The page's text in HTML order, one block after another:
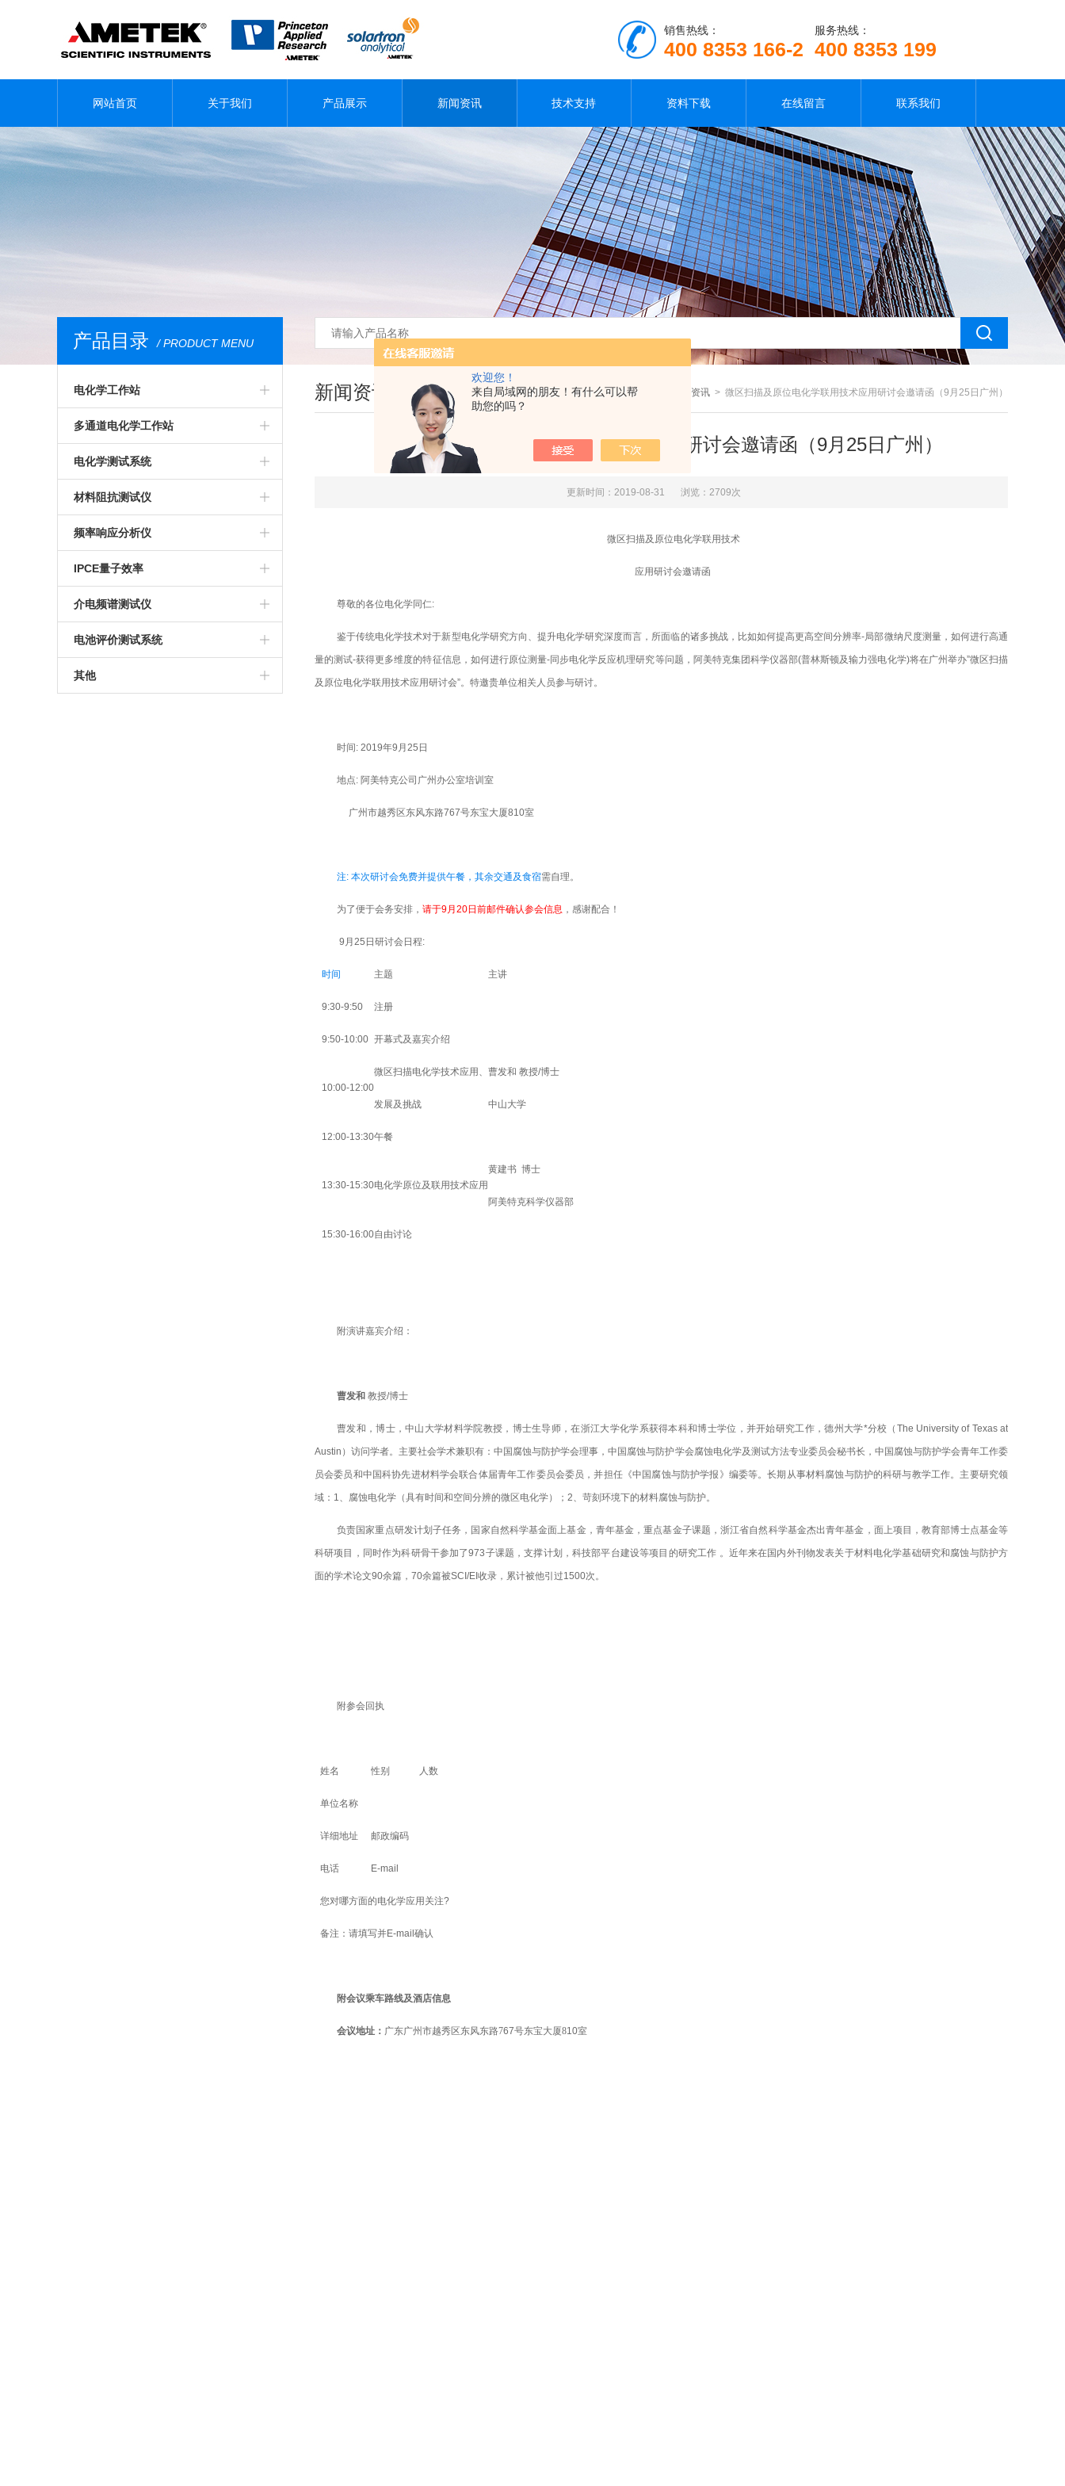
欢迎您！
来自局域网的朋友！有什么可以帮
助您的吗？
服务热线：
400 8353 199
销售热线：
400 8353 166-2
网站首页 关于我们 产品展示 新闻资讯 技术支持 资料下载 在线留言 联系我们
产品目录 / PRODUCT MENU
电化学工作站
多通道电化学工作站
高精度电化学工作站
多功能电化学工作站
进口电化学工作站
美国普林斯顿电化学工作站
英国输力强电化学工作站
多通道电化学工作站
美国普林斯顿多通道电化学工作站
英国输力强多通道电化学工作站
电化学测试系统
多通道电化学测试系统
光电化学测试系统
多功能电化学测试系统
微区电化学测试系统
微区扫描电化学工作站
材料阻抗测试仪
高精度交流阻抗测试系统
生物阻抗特性测试系统
电化学交流阻抗测试系统
频率响应分析仪
IPCE量子效率
介电频谱测试仪
电池评价测试系统
其他
新闻资讯 您现在的位置： 新闻资讯 > 微区扫描及原位电化学联用技术应用研讨会邀请函（9月25日广州）
微区扫描及原位电化学联用技术应用研讨会邀请函（9月25日广州）
更新时间：2019-08-31 浏览：2709次
微区扫描及原位电化学联用技术
应用研讨会邀请函
尊敬的各位电化学同仁:
鉴于传统电化学技术对于新型电化学研究方向、提升电化学研究深度而言，所面临的诸多挑战，比如如何提高更高空间分辨率-局部微纳尺度测量，如何进行高通
量的测试-获得更多维度的特征信息，如何进行原位测量-同步电化学反应机理研究等问题，阿美特克集团科学仪器部(普林斯顿及输力强电化学)将在广州 举办”微区扫描
及原位电化学联用技术应用研讨会”。特邀贵单位相关人员参与研讨。
时间: 2019年9月25日
地点: 阿美特克公司广州办公室培训室
广州市越秀区东风东路767号东宝大厦810室
注: 本次研讨会免费并提供午餐，其余交通及食宿需自理。
为了便于会务安排， 请于9月20日前邮件确认参会信息 ，感谢配合！
9 月25日研讨会日程:
时间 主题 主讲
9:30-9:50 注册
9:50-10:00 开幕式及嘉宾介绍
10:00-12:00
微区扫描电化学技术应用、
发展及挑战
曹发和 教授/博士
中山大学
12:00-13:30午餐
13:30-15:30电化学原位及联用技术应用
黄建书  博士
阿美特克科学仪器部
15:30-16:00自由讨论
附演讲嘉宾介绍：
曹发和 教授/博士
曹发和，博士，中山大学材料学院教授，博士生导师，在浙江大学化学系获得本科和博士学位，并开始研究工作，德州大学*分校（The University of Texas at
Austin）访问学者。主要社会学术兼职有：中国腐蚀与防护学会理事，中国腐蚀与防护学会腐蚀电化学及测试方法专业委员会秘书长，中国腐蚀与防护学会青年工作委
员会委员和中国科协先进材料学会联合体届青年工作委员会委员，并担任《中国腐蚀与防护学报》编委等。长期从事材料腐蚀与防护的科研与教学工作。主要研究领
域：1、腐蚀电化学（具有时间和空间分辨的微区电化学）；2、苛刻环境下的材料腐蚀与防护。
负责国家重点研发计划子任务，国家自然科学基金面上基金，青年基金，重点基金子课题，浙江省自然科学基金杰出青年基金，面上项目，教育部博士点基金等
科研项目，同时作为科研骨干参加了973子课题，支撑计划，科技部平台建设等项目的研究工作 。近年来在国内外刊物发表关于材料电化学基础研究和腐蚀与防护方
面的学术论文90余篇，70余篇被SCI/EI收录，累计被他引过1500次。
附参会回执
姓名 性别 人数
单位名称
详细地址 邮政编码
电话 E-mail
您对哪方面的电化学应用 关注?
备注：请填写并E-mail确认
附会议乘车路线及酒店信息
会议地址： 广东广州市越秀区东风东路767号东宝大厦810室